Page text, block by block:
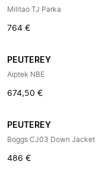
Militao TJ Parka
764 €
PEUTEREY
Aiptek NBE
674,50 €
PEUTEREY
Boggs CJ03 Down Jacket
486 €